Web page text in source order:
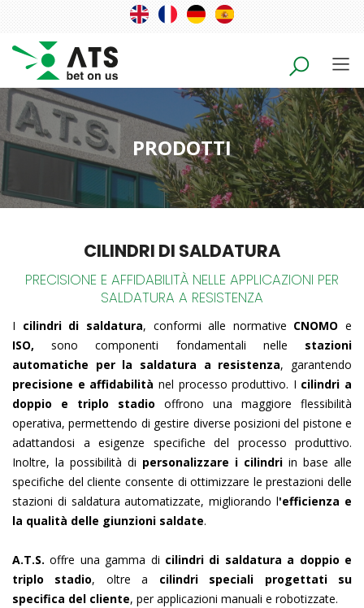
PRODOTTI
CILINDRI DI SALDATURA
PRECISIONE E AFFIDABILITÀ NELLE APPLICAZIONI PER
SALDATURA A RESISTENZA
​I cilindri di saldatura, conformi alle normative CNOMO e
ISO,sono componenti fondamentali nelle stazioni
automatiche per la saldatura a resistenza, garantendo
precisione e affidabilità nel processo produttivo. I cilindri a
doppio e triplo stadio offrono una maggiore flessibilità
operativa, permettendo di gestire diverse posizioni del pistone e
adattandosi a esigenze specifiche del processo produttivo.
Inoltre, la possibilità di personalizzare i cilindri in base alle
specifiche del cliente consente di ottimizzare le prestazioni delle
stazioni di saldatura automatizzate, migliorando l'efficienza e
la qualità delle giunzioni saldate.
A.T.S. offre una gamma di cilindri di saldatura a doppio e
triplo stadio, oltre a cilindri speciali progettati su
specifica del cliente, per applicazioni manuali e robotizzate.